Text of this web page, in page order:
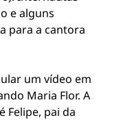
e alguns
para a cantora
um vídeo em
Maria Flor. A
Felipe, pai da